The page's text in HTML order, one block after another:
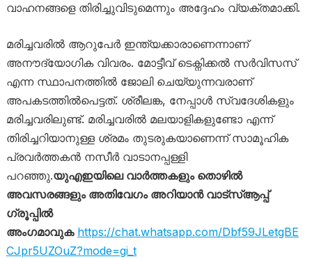
വാഹനങ്ങളെ തിരിച്ചുവിടുമെന്നും അദ്ദേഹം വ്യക്തമാക്കി.
മരിച്ചവരിൽ ആറുപേർ ഇന്ത്യക്കാരാണെന്നാണ്​​
അനൗദ്യോഗിക വിവരം. മോട്ടീവ്​ ടെക്നിക്കൽ സർവിസസ്​
എന്ന സ്ഥാപനത്തിൽ ജോലി ചെയ്യുന്നവരാണ്​
അപകടത്തിൽപെട്ടത്​. ശ്രീലങ്ക, നേപ്പാൾ സ്വദേശികളും
മരിച്ചവരിലുണ്ട്​. മരിച്ചവരിൽ മലയാളികളുണ്ടോ എന്ന്​
തിരിച്ചറിയാനുള്ള ശ്രമം തുടരുകയാണെന്ന്​ സാമൂഹിക
പ്രവർത്തകൻ നസീർ വാടാനപ്പള്ളി
പറഞ്ഞു.യുഎഇയിലെ വാർത്തകളും തൊഴിൽ
അവസരങ്ങളും അതിവേഗം അറിയാൻ വാട്സ്ആപ്പ്
ഗ്രൂപ്പിൽ
അംഗമാവുക https://chat.whatsapp.com/Dbf59JLetgBE
CJpr5UZOuZ?mode=gi_t